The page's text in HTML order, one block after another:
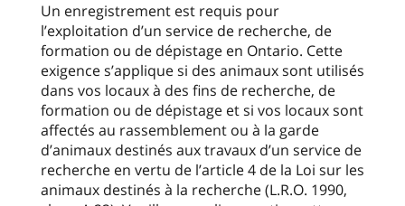
Un enregistrement est requis pour
l’exploitation d’un service de recherche, de
formation ou de dépistage en Ontario. Cette
exigence s’applique si des animaux sont utilisés
dans vos locaux à des fins de recherche, de
formation ou de dépistage et si vos locaux sont
affectés au rassemblement ou à la garde
d’animaux destinés aux travaux d’un service de
recherche en vertu de l’article 4 de la Loi sur les
animaux destinés à la recherche (L.R.O. 1990,